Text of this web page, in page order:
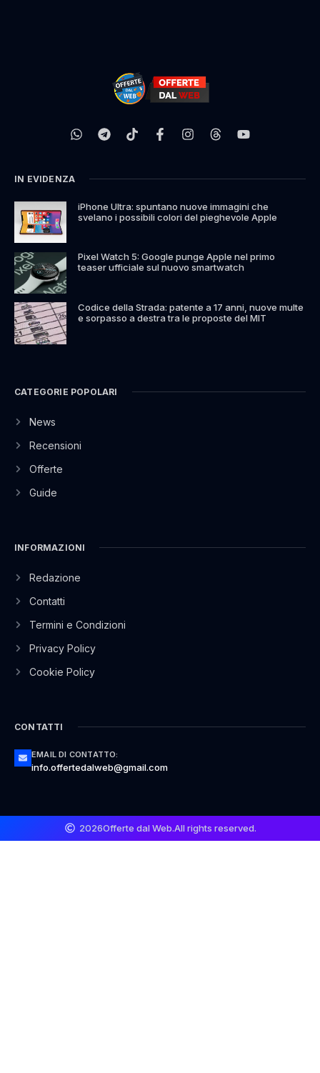
IN EVIDENZA
iPhone Ultra: spuntano nuove immagini che
svelano i possibili colori del pieghevole Apple
Pixel Watch 5: Google punge Apple nel primo
teaser ufficiale sul nuovo smartwatch
Codice della Strada: patente a 17 anni, nuove multe
e sorpasso a destra tra le proposte del MIT
CATEGORIE POPOLARI
News
Recensioni
Offerte
Guide
INFORMAZIONI
Redazione
Contatti
Termini e Condizioni
Privacy Policy
Cookie Policy
CONTATTI
EMAIL DI CONTATTO:
info.offertedalweb@gmail.com
2026Offerte dal Web.All rights reserved.